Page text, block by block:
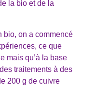
la bio et de la
bio, on a commencé
ce que
mais qu’à la base
traitements à des
200 g de cuivre